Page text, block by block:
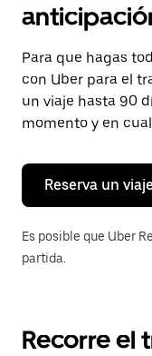
y
selecciona
una
fecha.
Presiona
la
tecla Esc
para
el
calendario.
Para que hagas
con Uber para el
un viaje hasta 90
momento y en
Reserva un viaje
Es posible que Uber
partida.
Recorre el